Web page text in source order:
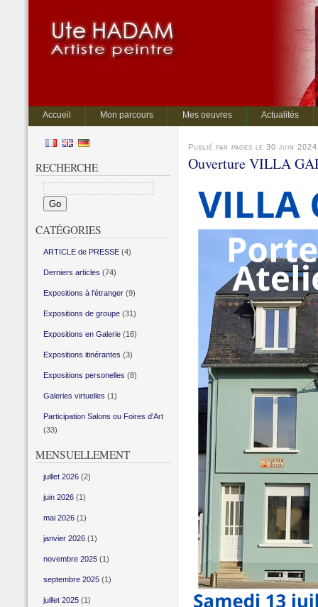
Accueil Mon parcours Mes oeuvres Actualités
Publié par pages le 30 juin 2024
Ouverture VILLA
RECHERCHE
CATÉGORIES
ARTICLE de PRESSE(4)
Derniers articles (74)
Expositions à l'étranger(9)
Expositions de groupe(31)
Expositions en Galerie(16)
Expositions itinérantes (3)
Expositions personelles (8)
Galeries virtuelles (1)
Participation Salons ou Foires d'Art
(33)
MENSUELLEMENT
juillet 2026(2)
juin 2026(1)
mai 2026(1)
janvier 2026(1)
novembre 2025(1)
septembre 2025(1)
juillet 2025(1)